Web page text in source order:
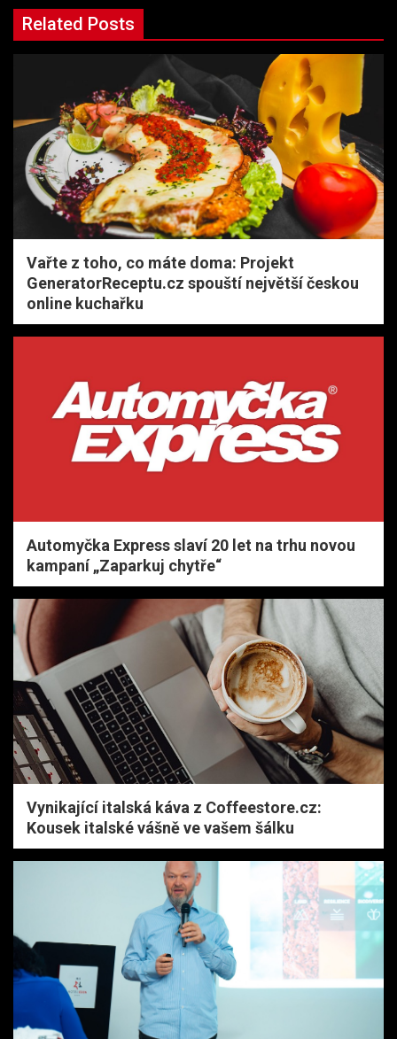
Related Posts
Vařte z toho, co máte doma: Projekt
GeneratorReceptu.cz spouští největší českou
online kuchařku
Automyčka Express slaví 20 let na trhu novou
kampaní „Zaparkuj chytře“
Vynikající italská káva z Coffeestore.cz:
Kousek italské vášně ve vašem šálku